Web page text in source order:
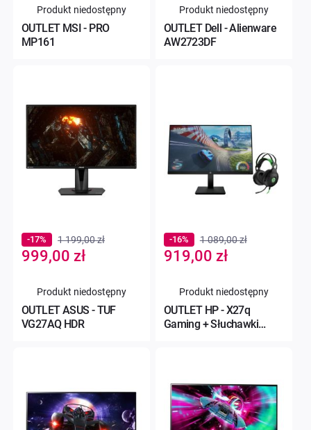
OUTLET MSI - PRO
MP161
Produkt niedostępny
OUTLET Dell - Alienware
AW2723DF
Produkt niedostępny
OUTLET ASUS - TUF
VG27AQ HDR
Special
Price
999,00 zł
-17% 1 199,00 zł
Produkt niedostępny
OUTLET HP - X27q
Gaming + Słuchawki
Special
Price
919,00 zł
-16% 1 089,00 zł
Produkt niedostępny